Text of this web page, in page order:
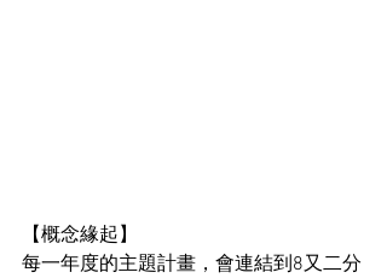
【概念緣起】
每一年度的主題計畫，會連結到8又二分